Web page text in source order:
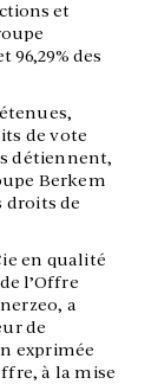
et
96,29% des
de vote
détiennent,
Berkem
droits de
en qualité
l’Offre
a
de
exprimée
à la mise